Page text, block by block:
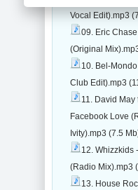
Vocal Edit).mp3
09. Eric
(Original
10. Bel-
Club Edit).mp3
11. David
Facebook Love
Ivity).mp3 (7.5
12. Whizzkids
(Radio Mix).mp3
13. House